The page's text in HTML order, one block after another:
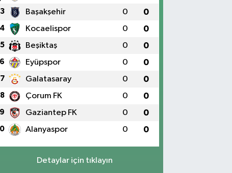
3 Başakşehir 0 0
4 Kocaelispor 0 0
5 Beşiktaş 0 0
6 Eyüpspor 0 0
7 Galatasaray 0 0
8 Çorum FK 0 0
9 Gaziantep FK 0 0
Alanyaspor 0 0
Detaylar için tıklayın